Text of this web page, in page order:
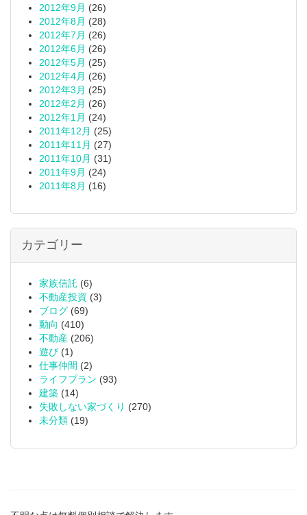
2012年9月 (26)
2012年8月 (28)
2012年7月 (26)
2012年6月 (26)
2012年5月 (25)
2012年4月 (26)
2012年3月 (25)
2012年2月 (26)
2012年1月 (24)
2011年12月 (25)
2011年11月 (27)
2011年10月 (31)
2011年9月 (24)
2011年8月 (16)
カテゴリー
家族信託 (6)
不動産投資 (3)
ブログ (69)
動向 (410)
不動産 (206)
遊び (1)
仕事仲間 (2)
ライフプラン (93)
建築 (14)
失敗しない家づくり (270)
未分類 (19)